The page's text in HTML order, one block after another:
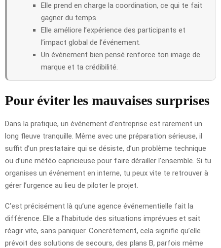
Elle prend en charge la coordination, ce qui te fait
gagner du temps.
Elle améliore l’expérience des participants et
l’impact global de l’événement.
Un événement bien pensé renforce ton image de
marque et ta crédibilité.
Pour éviter les mauvaises surprises
Dans la pratique, un événement d’entreprise est rarement un
long fleuve tranquille. Même avec une préparation sérieuse, il
suffit d’un prestataire qui se désiste, d’un problème technique
ou d’une météo capricieuse pour faire dérailler l’ensemble. Si tu
organises un événement en interne, tu peux vite te retrouver à
gérer l’urgence au lieu de piloter le projet.
C’est précisément là qu’une agence événementielle fait la
différence. Elle a l’habitude des situations imprévues et sait
réagir vite, sans paniquer. Concrètement, cela signifie qu’elle
prévoit des solutions de secours, des plans B, parfois même